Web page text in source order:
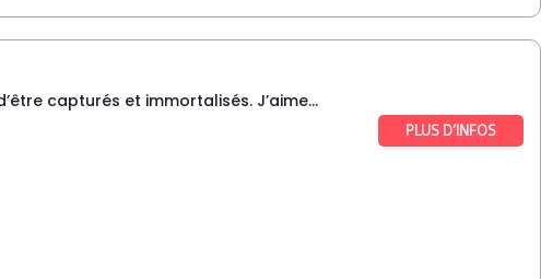
capturés et immortalisés. J’aime...
PLUS D’INFOS